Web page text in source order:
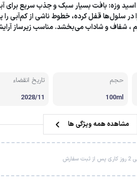
لوازم بهداشتی
وزه: بافت بسیار سبک و جذب سریع برای
در سلول‌ها قفل کرده، خطوط ناشی از کم‌آبی را
شفاف و شاداب می‌بخشد. مناسب زیرساز
حجم
100ml
تاریخ انقضاء
2028/11
مشاهده همه ویژگی ها